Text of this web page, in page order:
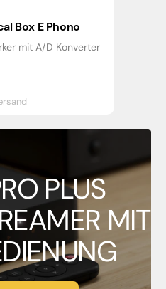
Box E Phono
mit A/D Konverter
PLUS
MIT